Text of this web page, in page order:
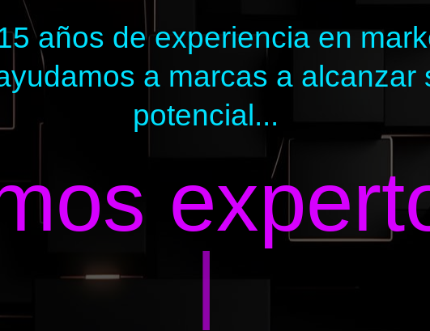
años de experiencia en
a marcas a alcanzar
potencial...
|